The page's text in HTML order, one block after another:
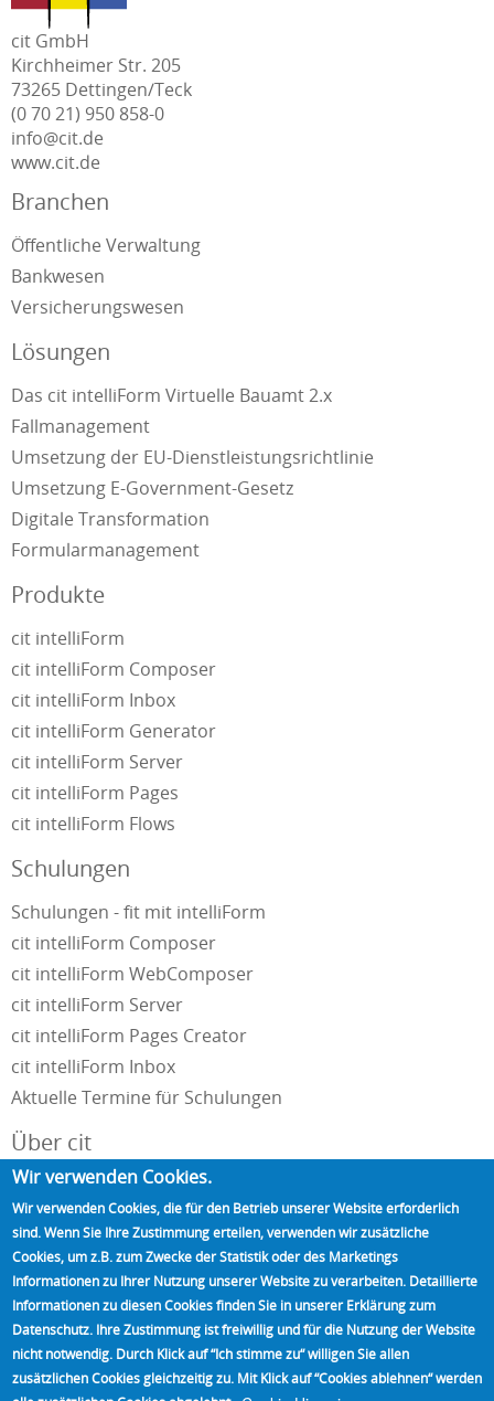
cit GmbH
Kirchheimer Str. 205
73265 Dettingen/Teck
(0 70 21) 950 858-0
info@cit.de
www.cit.de
Branchen
Öffentliche Verwaltung
Bankwesen
Versicherungswesen
Lösungen
Das cit intelliForm Virtuelle Bauamt 2.x
Fallmanagement
Umsetzung der EU-Dienstleistungsrichtlinie
Umsetzung E-Government-Gesetz
Digitale Transformation
Formularmanagement
Produkte
cit intelliForm
cit intelliForm Composer
cit intelliForm Inbox
cit intelliForm Generator
cit intelliForm Server
cit intelliForm Pages
cit intelliForm Flows
Schulungen
Schulungen - fit mit intelliForm
cit intelliForm Composer
cit intelliForm WebComposer
cit intelliForm Server
cit intelliForm Pages Creator
cit intelliForm Inbox
Aktuelle Termine für Schulungen
Über cit
Unternehmensportrait
Impressum und Datenschutzerklärung
Kontakt
Referenzen
Unsere Partner
Standorte
Presse
Wir verwenden Cookies.
Wir verwenden Cookies, die für den Betrieb unserer Website erforderlich
sind. Wenn Sie Ihre Zustimmung erteilen, verwenden wir zusätzliche
Cookies, um z.B. zum Zwecke der Statistik oder des Marketings
Informationen zu Ihrer Nutzung unserer Website zu verarbeiten. Detaillierte
Informationen zu diesen Cookies finden Sie in unserer Erklärung zum
Datenschutz. Ihre Zustimmung ist freiwillig und für die Nutzung der Website
nicht notwendig. Durch Klick auf “Ich stimme zu“ willigen Sie allen
zusätzlichen Cookies gleichzeitig zu. Mit Klick auf “Cookies ablehnen“ werden